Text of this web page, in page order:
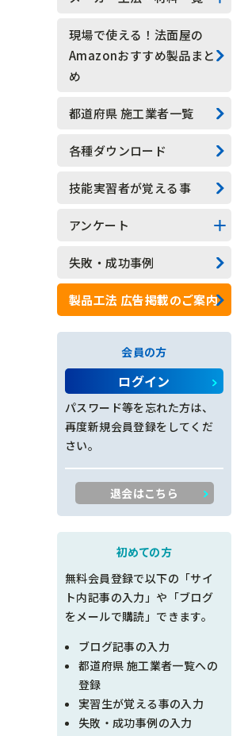
水抜きボーリング
現場吹付法枠工
モルタル吹付工
植生基材吹付工
グラウンドアンカー工
ロックボルト工
足場工
ロックネット工
法面工全般
施工管理
創意工夫
品質管理
出来形管理
工程管理
土木設計
現場問題点
その他
法面系
測定器具系
アンカー系
その他
現場で使える！法面屋の
Amazonおすすめ製品まと
め
都道府県 施工業者一覧
各種ダウンロード
技能実習者が覚える事
アンケート
アンケート結果一覧
失敗・成功事例
製品工法 広告掲載のご案内
会員の方
ログイン
パスワード等を忘れた方は、
再度新規会員登録をしてくだ
さい。
退会はこちら
初めての方
無料会員登録で以下の「サイ
ト内記事の入力」や「ブログ
をメールで購読」できます。
ブログ記事の入力
都道府県 施工業者一覧への
登録
実習生が覚える事の入力
失敗・成功事例の入力